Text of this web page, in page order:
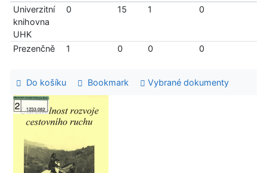
Univerzitní
knihovna
UHK
0 15 1 0
Prezenčně 1 0 0 0
Do košíku Bookmark Vybrané dokumenty